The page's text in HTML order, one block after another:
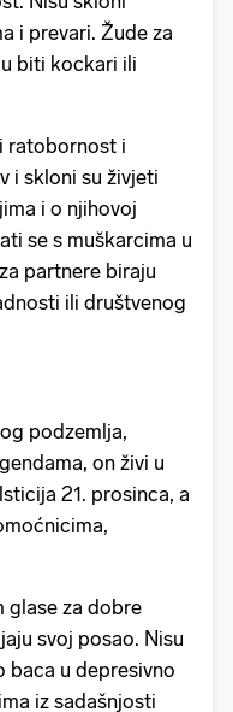
i prevari. Žude za
biti kockari ili
ratobornost i
i skloni su živjeti
i o njihovoj
se s muškarcima u
partnere biraju
ili društvenog
podzemlja,
on živi u
21. prosinca, a
glase za dobre
svoj posao. Nisu
baca u depresivno
iz sadašnjosti